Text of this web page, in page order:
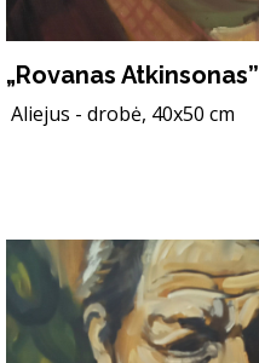
„Rovanas Atkinsonas”
Aliejus - drobė, 40x50 cm